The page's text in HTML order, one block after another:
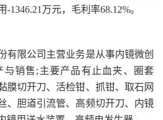
-1346.21万元，毛利率68.12%。
有限公司主营业务是从事内镜微创
与销售;主要产品有止血夹、圈套
膜切开刀、活检钳、抓钳、取石网
、胆道引流管、高频切开刀、内镜